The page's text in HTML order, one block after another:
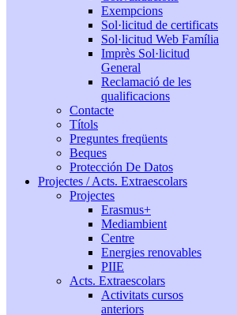
Exempcions
Sol·licitud de certificats
Sol·licitud Web Família
Imprès Sol·licitud
General
Reclamació de les
qualificacions
Contacte
Títols
Preguntes freqüents
Beques
Protección De Datos
Projectes / Acts. Extraescolars
Projectes
Erasmus+
Mediambient
Centre
Energies renovables
PIIE
Acts. Extraescolars
Activitats cursos
anteriors